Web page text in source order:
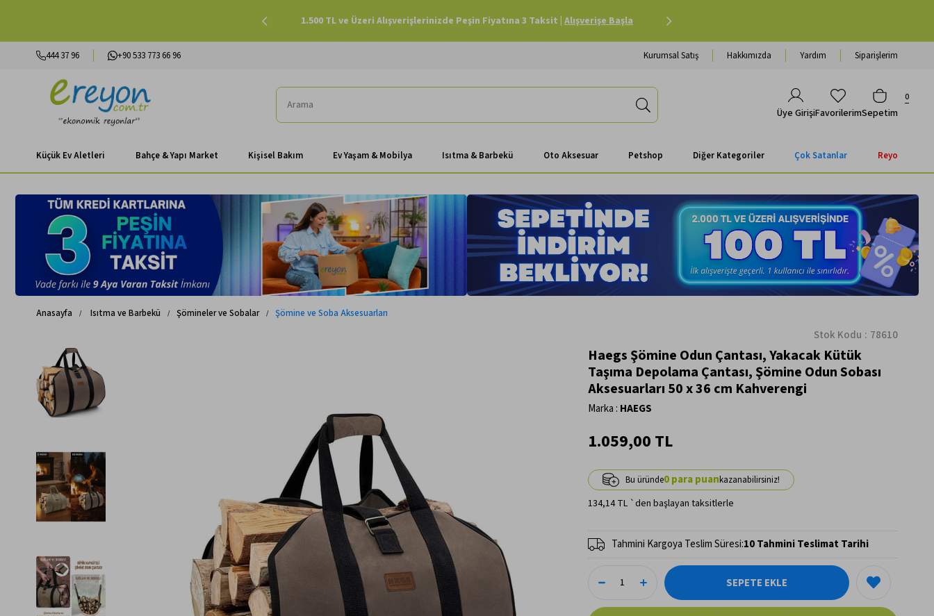
Havale Ödemenizde Sepette Ekstra %3 İndirim |Alışverişe Başla
444 37 96 +90 533 773 66 96 Kurumsal Satış Hakkımızda Yardım Siparişlerim
Üye GirişiFavorilerimSepetim
0
Küçük Ev Aletleri Bahçe & Yapı Market Kişisel Bakım Ev Yaşam & Mobilya Isıtma & Barbekü Oto Aksesuar Petshop Diğer Kategoriler Çok Satanlar Reyo
Anasayfa Isıtma ve Barbekü Şömineler ve Sobalar Şömine ve Soba Aksesuarları
Stok Kodu 78610
Haegs Şömine Odun Çantası, Yakacak Kütük
Taşıma Depolama Çantası, Şömine Odun Sobası
Aksesuarları 50 x 36 cm Kahverengi
Marka : HAEGS
1.059,00 TL
0
134,14 TL `den başlayan taksitlerle
Tahmini Kargoya Teslim Süresi:10 Tahmini Teslimat Tarihi